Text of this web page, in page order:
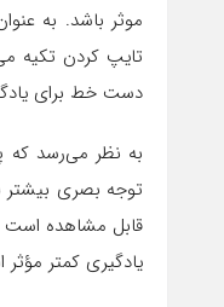
تایپ کردن تکیه
دست خط برای
به نظر می‌رسد که
توجه بصری بیشتر
قابل مشاهده است
یادگیری کمتر